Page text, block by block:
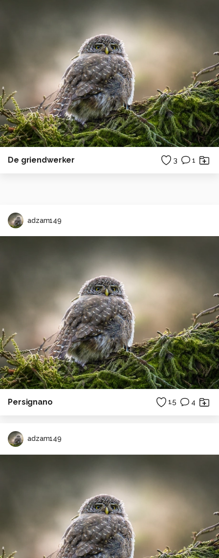
De griendwerker 3 1
adzam149
Persignano 15 4
adzam149